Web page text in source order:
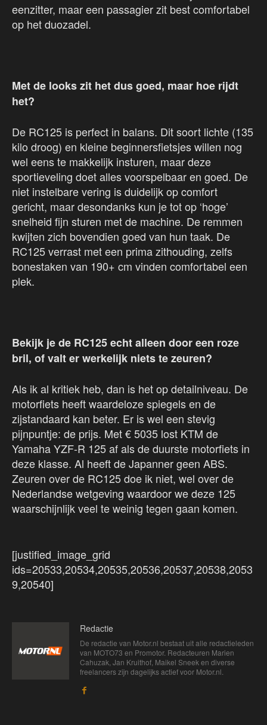
eenzitter, maar een passagier zit best comfortabel
op het duozadel.
Met de looks zit het dus goed, maar hoe rijdt
het?
De RC125 is perfect in balans. Dit soort lichte (135
kilo droog) en kleine beginnersfietsjes willen nog
wel eens te makkelijk insturen, maar deze
sportieveling doet alles voorspelbaar en goed. De
niet instelbare vering is duidelijk op comfort
gericht, maar desondanks kun je tot op ‘hoge’
snelheid fijn sturen met de machine. De remmen
kwijten zich bovendien goed van hun taak. De
RC125 verrast met een prima zithouding, zelfs
bonestaken van 190+ cm vinden comfortabel een
plek.
Bekijk je de RC125 echt alleen door een roze
bril, of valt er werkelijk niets te zeuren?
Als ik al kritiek heb, dan is het op detailniveau. De
motorfiets heeft waardeloze spiegels en de
zijstandaard kan beter. Er is wel een stevig
pijnpuntje: de prijs. Met € 5035 lost KTM de
Yamaha YZF-R 125 af als de duurste motorfiets in
deze klasse. Al heeft de Japanner geen ABS.
Zeuren over de RC125 doe ik niet, wel over de
Nederlandse wetgeving waardoor we deze 125
waarschijnlijk veel te weinig tegen gaan komen.
[justified_image_grid
ids=20533,20534,20535,20536,20537,20538,2053
9,20540]
Redactie
De redactie van Motor.nl bestaat uit alle redactieleden
van MOTO73 en Promotor. Redacteuren Marien
Cahuzak, Jan Kruithof, Maikel Sneek en diverse
freelancers zijn dagelijks actief voor Motor.nl.